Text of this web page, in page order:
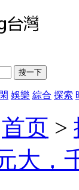
搜一下
娛樂 綜合 探索
首页 >
大，